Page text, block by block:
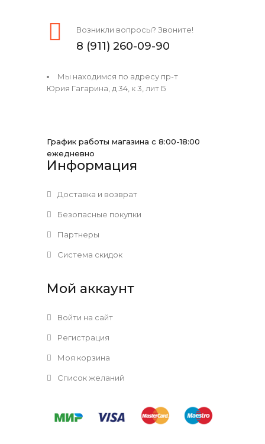
Возникли вопросы? Звоните!
8 (911) 260-09-90
Мы находимся по адресу пр-т
Юрия Гагарина, д 34, к 3, лит Б
График работы магазина с 8:00-18:00
ежедневно
Информация
Доставка и возврат
Безопасные покупки
Партнеры
Система скидок
Мой аккаунт
Войти на сайт
Регистрация
Моя корзина
Список желаний